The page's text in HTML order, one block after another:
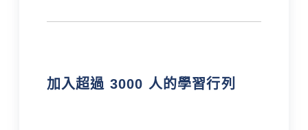
加入超過 3000 人的學習行列